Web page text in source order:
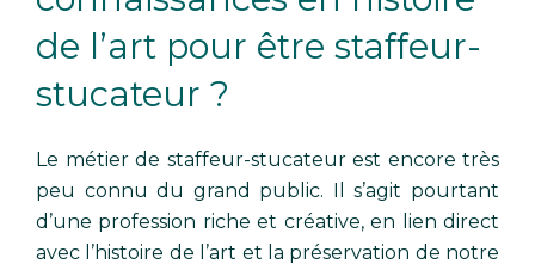
de l’art pour être staffeur-
stucateur ?
Le métier de staffeur-stucateur est encore très
peu connu du grand public. Il s’agit pourtant
d’une profession riche et créative, en lien direct
avec l’histoire de l’art et la préservation de notre